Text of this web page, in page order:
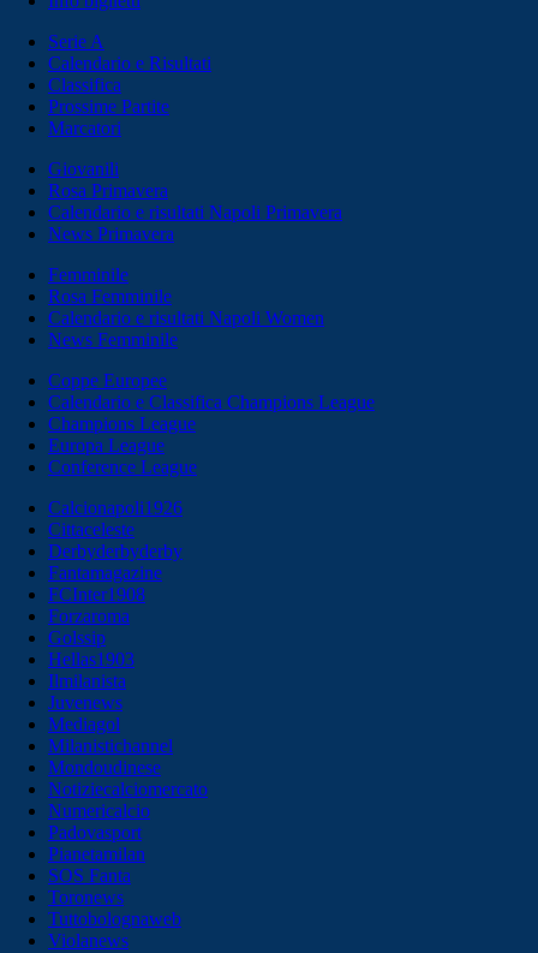
Serie A
Calendario e Risultati
Classifica
Prossime Partite
Marcatori
Giovanili
Rosa Primavera
Calendario e risultati Napoli Primavera
News Primavera
Femminile
Rosa Femminile
Calendario e risultati Napoli Women
News Femminile
Coppe Europee
Calendario e Classifica Champions League
Champions League
Europa League
Conference League
Calcionapoli1926
Cittaceleste
Derbyderbyderby
Fantamagazine
FCInter1908
Forzaroma
Golssip
Hellas1903
Ilmilanista
Juvenews
Mediagol
Milanistichannel
Mondoudinese
Notiziecalciomercato
Numericalcio
Padovasport
Pianetamilan
SOS Fanta
Toronews
Tuttobolognaweb
Violanews